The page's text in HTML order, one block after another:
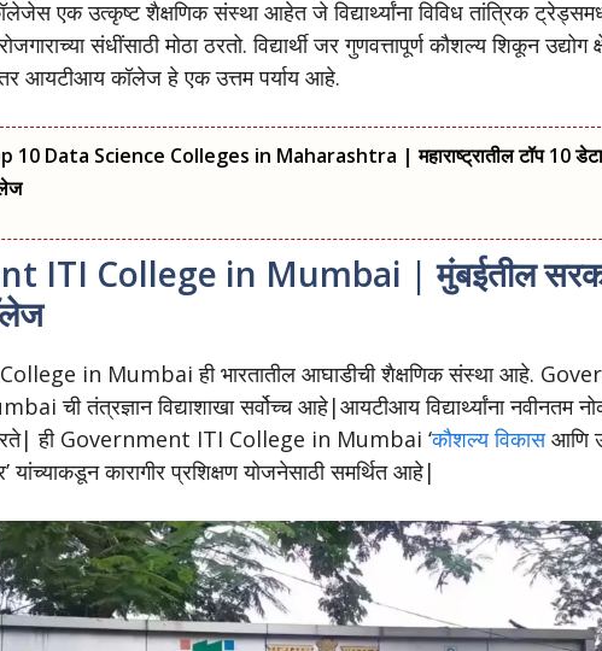
एक उत्कृष्ट शैक्षणिक संस्था आहेत जे विद्यार्थ्यांना विविध तांत्रिक
संधींसाठी मोठा ठरतो. विद्यार्थी जर गुणवत्तापूर्ण कौशल्य शिकून उद्योग
आयटीआय कॉलेज हे एक उत्तम पर्याय आहे.
10 Data Science Colleges in Maharashtra | महाराष्ट्रातील टॉप 10
ITI College in Mumbai | मुंबईतील
in Mumbai ही भारतातील आघाडीची शैक्षणिक संस्था आहे.
ची तंत्रज्ञान विद्याशाखा सर्वोच्च आहे|आयटीआय विद्यार्थ्यांना नवीनतम
ही Government ITI College in Mumbai ‘कौशल्य विकासआणि
यांच्याकडून कारागीर प्रशिक्षण योजनेसाठी समर्थित आहे|